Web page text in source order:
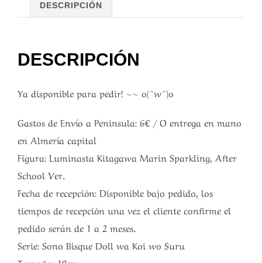
DESCRIPCIÓN
DESCRIPCIÓN
Ya disponible para pedir! ~~ o(^w^)o
Gastos de Envío a Peninsula: 6€ / O entrega en mano
en Almería capital
Figura: Luminasta Kitagawa Marin Sparkling, After
School Ver.
Fecha de recepción: Disponible bajo pedido, los
tiempos de recepción una vez el cliente confirme el
pedido serán de 1 a 2 meses.
Serie: Sono Bisque Doll wa Koi wo Suru